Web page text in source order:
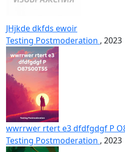
JHjkde dkfds ewoir
Testing Postmoderation , 2023
wwrrwer rtert e3 dfdfgdgf P
Testing Postmoderation , 2023